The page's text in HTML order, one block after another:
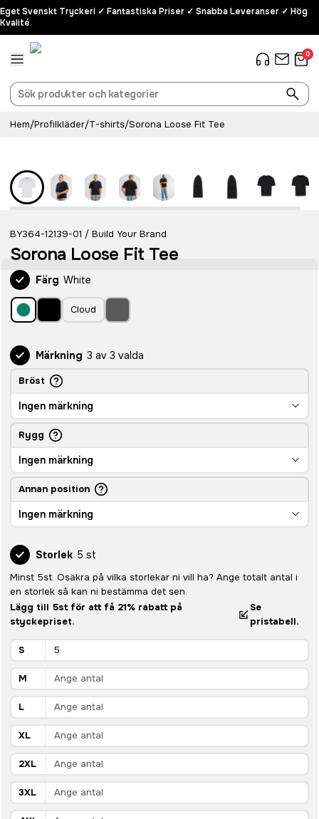
Eget Svenskt Tryckeri ✓ Fantastiska Priser ✓ Snabba Leveranser ✓ Hög
Kvalité
0
Hem/Profilkläder/T-shirts/Sorona Loose Fit Tee
BY364-12139-01 / Build Your Brand
Sorona Loose Fit Tee
Färg White
Cloud
Märkning 3 av 3 valda
Bröst
Ingen märkning
Rygg
Ingen märkning
Annan position
Ingen märkning
Storlek 5 st
Minst 5st. Osäkra på vilka storlekar ni vill ha? Ange totalt antal i
en storlek så kan ni bestämma det sen.
Lägg till 5st för att få 21% rabatt på
styckepriset.
Se
pristabell.
S
M
L
XL
2XL
3XL